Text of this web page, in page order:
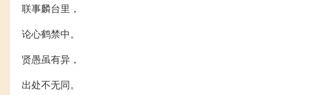
联事麟台里，
论心鹤禁中。
贤愚虽有异，
出处不无同。